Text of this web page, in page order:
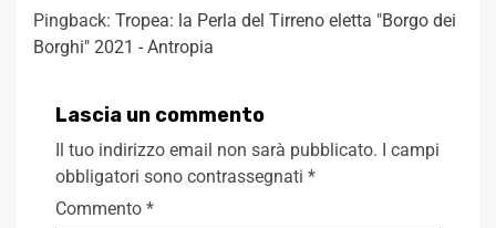
Pingback: Tropea: la Perla del Tirreno eletta "Borgo dei
Borghi" 2021 - Antropia
Lascia un commento
Il tuo indirizzo email non sarà pubblicato.
I campi
obbligatori sono contrassegnati *
Commento *